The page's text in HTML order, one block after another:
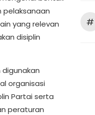
yang relevan
disiplin
organisasi
Partai serta
peraturan
#